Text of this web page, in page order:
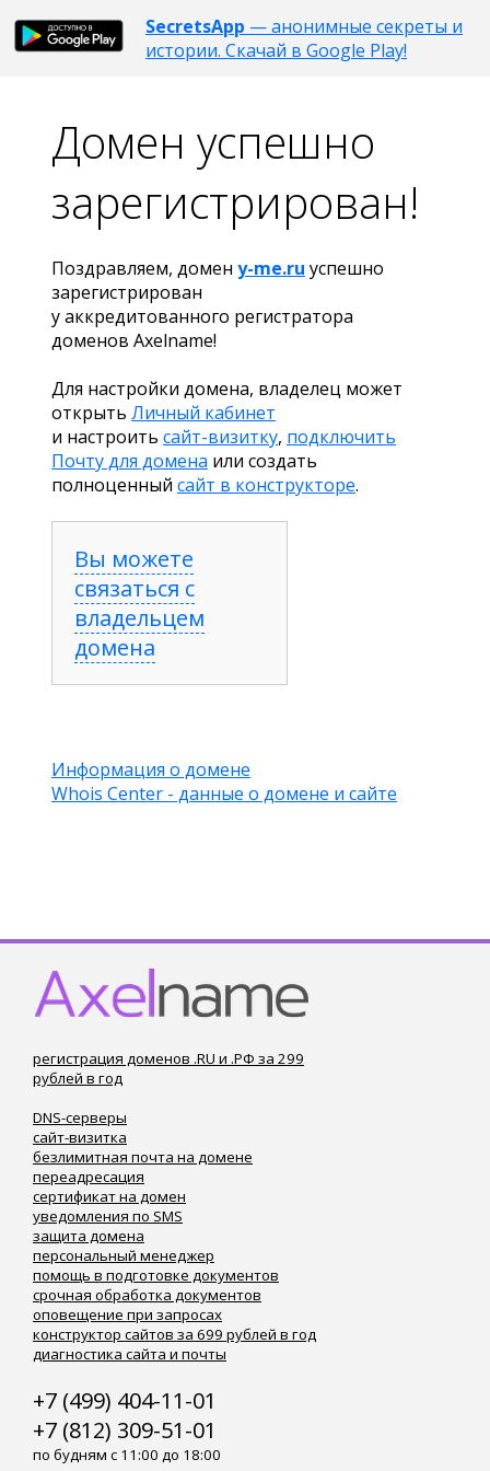
SecretsApp — анонимные секреты и
истории. Скачай в Google Play!
Домен успешно
зарегистрирован!
Поздравляем, домен y-me.ru успешно
зарегистрирован
у аккредитованного регистратора
доменов Axelname!
Для настройки домена, владелец может
открыть Личный кабинет
и настроить сайт-визитку, подключить
Почту для домена или создать
полноценный сайт в конструкторе.
Вы можете
связаться с
владельцем
домена
Информация о домене
Whois Center - данные о домене и сайте
регистрация доменов .RU и .РФ за 299
рублей в год
DNS-серверы
сайт-визитка
безлимитная почта на домене
переадресация
сертификат на домен
уведомления по SMS
защита домена
персональный менеджер
помощь в подготовке документов
срочная обработка документов
оповещение при запросах
конструктор сайтов за 699 рублей в год
диагностика сайта и почты
+7 (499) 404-11-01
+7 (812) 309-51-01
по будням с 11:00 до 18:00